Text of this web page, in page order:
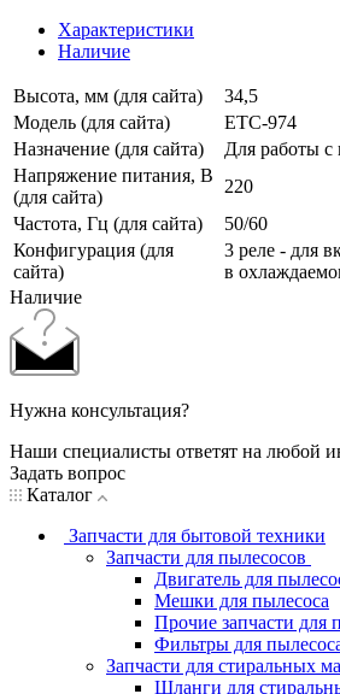
Характеристики
Наличие
Высота, мм (для сайта)
34,5
Модель (для сайта)
ETC-974
Назначение (для сайта)
Для работы с
Напряжение питания, В
(для сайта)
220
Частота, Гц (для сайта)
50/60
Конфигурация (для
сайта)
3 реле - для
в
Наличие
Нужна консультация?
Наши специалисты ответят на любой
Задать вопрос
Каталог
Запчасти для бытовой техники
Запчасти для пылесосов
Двигатель для
Мешки для пылесоса
Прочие запчасти для
Фильтры для
Запчасти для стиральных
Шланги для